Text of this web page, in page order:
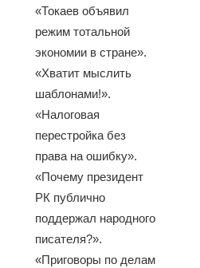
«Токаев объявил
режим тотальной
экономии в стране».
«Хватит мыслить
шаблонами!».
«Налоговая
перестройка без
права на ошибку».
«Почему президент
РК публично
поддержал народного
писателя?».
«Приговоры по делам